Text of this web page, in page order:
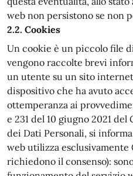
web non persistono se non
2.2. Cookies
Un cookie è un piccolo file
vengono raccolte brevi
un utente su un sito
dispositivo che ha avuto
ottemperanza ai
e 231 del 10 giugno 2021
dei Dati Personali, si
web utilizza
richiedono il consenso):